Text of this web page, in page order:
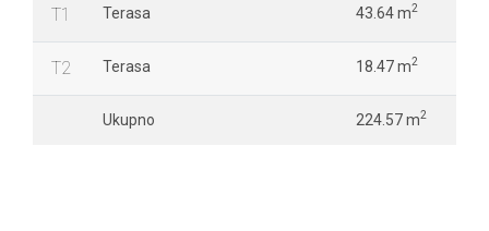
T1 Terasa 43.64 m2
T2 Terasa 18.47 m2
Ukupno 224.57 m2